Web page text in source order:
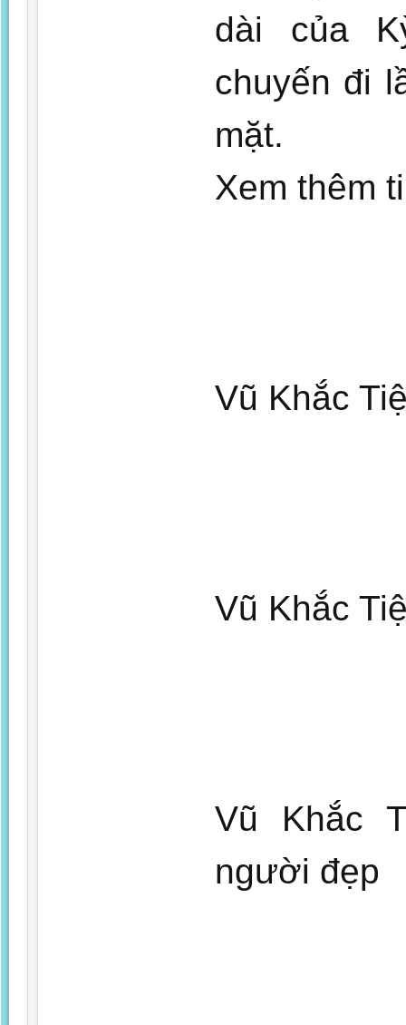
dài của
chuyến đi
mặt.
Xem thêm
Vũ Khắc
Vũ Khắc
Vũ Khắc
người đẹp